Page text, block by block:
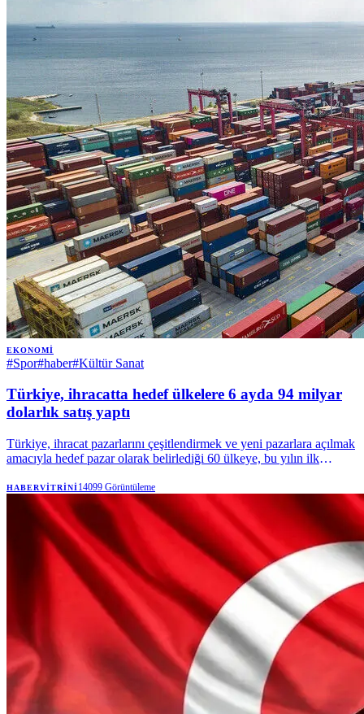
EKONOMI
#Spor#haber#Kültür Sanat
Türkiye, ihracatta hedef ülkelere 6 ayda 94 milyar
dolarlık satış yaptı
Türkiye, ihracat pazarlarını çeşitlendirmek ve yeni pazarlara açılmak
amacıyla hedef pazar olarak belirlediği 60 ülkeye, bu yılın ilk
233,3 milyar dolarlık ticaret hacmi elde etti. | Anadolu Ajansı
HABERVITRINI14099 Görüntüleme